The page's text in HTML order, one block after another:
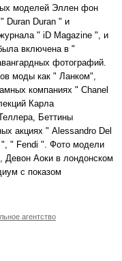
моделей Эллен фон
Duran Duran " и
" iD Magazine ", и
включена в "
фотографий.
моды как " Ланком",
компаниях " Chanel
Карла
Беттины
акциях " Alessandro Del
" Fendi ". Фото модели
Девон Аоки в лондонском
с показом
агентство